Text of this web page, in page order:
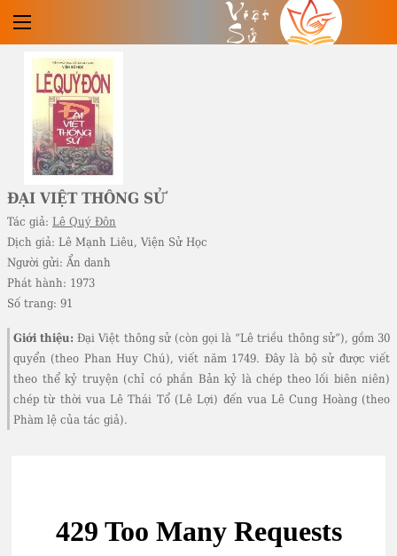
Việt
Sử
ĐẠI VIỆT THÔNG SỬ
Tác giả: Lê Quý Đôn
Dịch giả: Lê Mạnh Liêu, Viện Sử Học
Người gửi: Ẩn danh
Phát hành: 1973
Số trang: 91
Giới thiệu:Đại Việt thông sử (còn gọi là “Lê triều thông sử”), gồm 30
quyển (theo Phan Huy Chú), viết năm 1749. Đây là bộ sử được viết
theo thể kỷ truyện (chỉ có phần Bản kỷ là chép theo lối biên niên)
chép từ thời vua Lê Thái Tổ (Lê Lợi) đến vua Lê Cung Hoàng (theo
Phàm lệ của tác giả).